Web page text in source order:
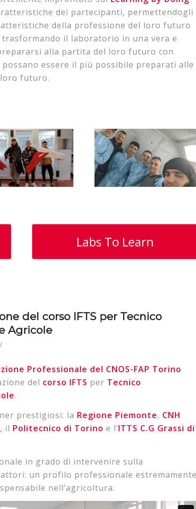
dei partecipanti, permettendogli
della professione del loro futuro
il laboratorio in una vera e
alla partita del loro futuro con
essere il più possibile preparati alle
futuro.
Labs To Learn
del corso IFTS per Tecnico
Agricole
/
Professionale del CNOS-FAP Torino
del corso IFTS per Tecnico
.
prestigiosi: la Regione Piemonte, CNH
, il Politecnico di Torino e l’ITTS C.G Grassi di
in grado di intervenire sulla
un profilo professionale
nell’agricoltura.